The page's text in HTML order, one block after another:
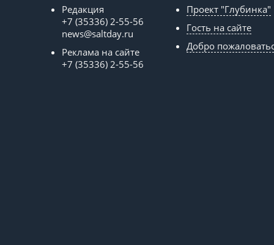
Редакция
+7 (35336) 2-55-56
news@saltday.ru
Реклама на сайте
+7 (35336) 2-55-56
Проект "Глубинка"
Гость на сайте
Добро